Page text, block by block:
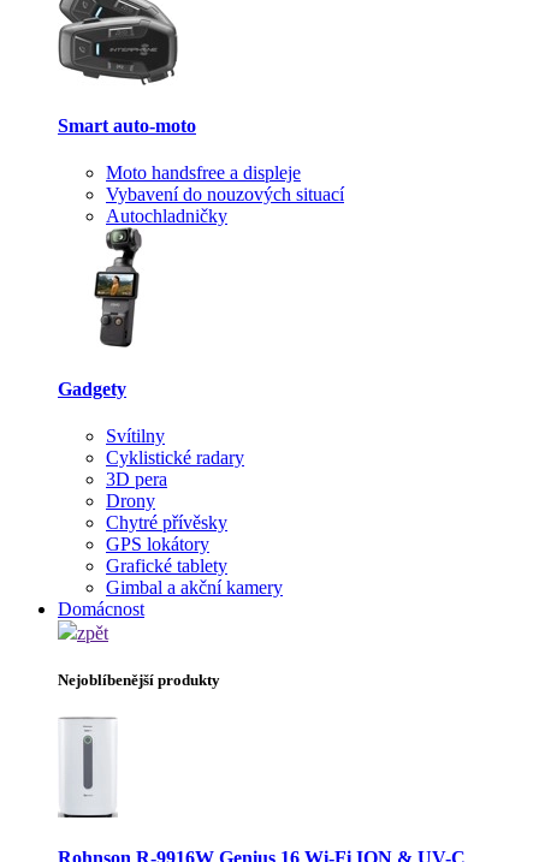
Smart auto-moto
Moto handsfree a displeje
Vybavení do nouzových situací
Autochladničky
Gadgety
Svítilny
Cyklistické radary
3D pera
Drony
Chytré přívěsky
GPS lokátory
Grafické tablety
Gimbal a akční kamery
Domácnost
zpět
Nejoblíbenější produkty